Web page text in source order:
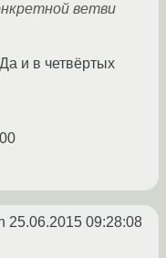
ветви
и в четвёртых
25.06.2015 09:28:08